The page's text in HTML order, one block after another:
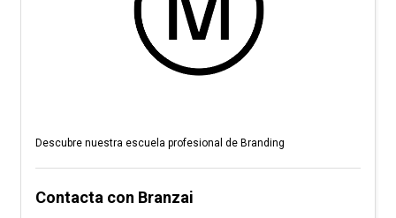
Descubre nuestra escuela profesional de Branding
Contacta con Branzai